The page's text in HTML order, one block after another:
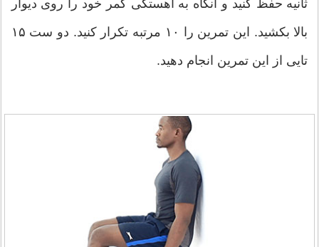
ثانیه حفظ کنید و آنگاه به آهستگی کمر خود را روی دیوار
بالا بکشید. این تمرین را ۱۰ مرتبه تکرار کنید. دو ست ۱۵
تایی از این تمرین انجام دهید.